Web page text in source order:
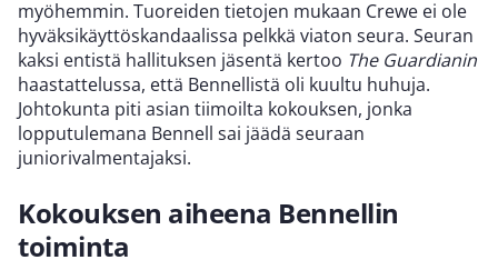
myöhemmin. Tuoreiden tietojen mukaan Crewe ei ole
hyväksikäyttöskandaalissa pelkkä viaton seura. Seuran
kaksi entistä hallituksen jäsentä kertoo The Guardianin
haastattelussa, että Bennellistä oli kuultu huhuja.
Johtokunta piti asian tiimoilta kokouksen, jonka
lopputulemana Bennell sai jäädä seuraan
juniorivalmentajaksi.
Kokouksen aiheena Bennellin
toiminta